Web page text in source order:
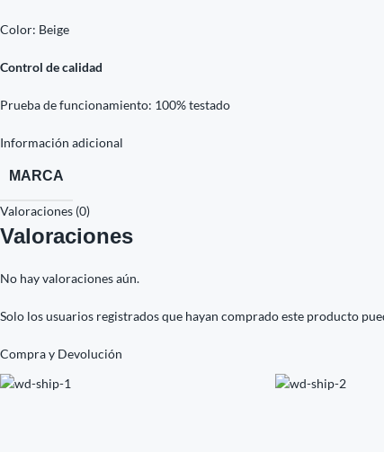
Color: Beige
Control de calidad
Prueba de funcionamiento: 100% testado
Información adicional
MARCA
Valoraciones (0)
Valoraciones
No hay valoraciones aún.
Solo los usuarios registrados que hayan comprado este producto
Compra y Devolución